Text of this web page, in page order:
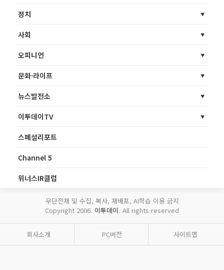
정치
사회
오피니언
문화·라이프
뉴스발전소
이투데이TV
스페셜리포트
Channel 5
위너스IR클럽
무단전재 및 수집, 복사, 재배포, AI학습 이용 금지
Copyright 2006. 이투데이. All rights reserved
회사소개 PC버전 사이트맵